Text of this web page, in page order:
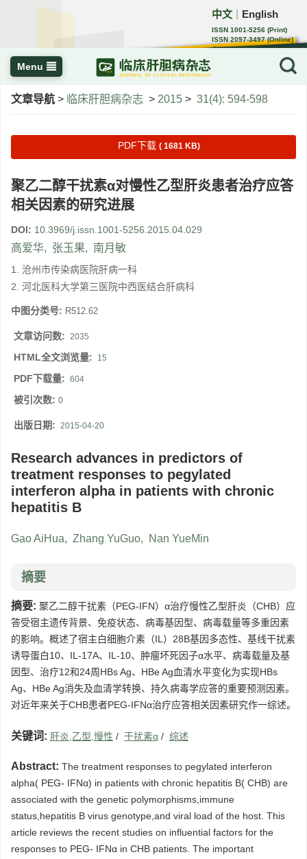
中文 English
ISSN 1001-5256 (Print)
ISSN 2097-3497 (Online)
CN 22-1108/R
Menu
文章导航 > 临床肝胆病杂志 > 2015 > 31(4): 594-598
PDF下载 ( 1681 KB)
聚乙二醇干扰素α对慢性乙型肝炎患者治疗应答
相关因素的研究进展
DOI: 10.3969/j.issn.1001-5256.2015.04.029
高爱华, 张玉果, 南月敏
1. 沧州市传染病医院肝病一科
2. 河北医科大学第三医院中西医结合肝病科
中图分类号: R512.62
文章访问数: 2035
HTML全文浏览量: 15
PDF下载量: 604
被引次数: 0
出版日期: 2015-04-20
Research advances in predictors of
treatment responses to pegylated
interferon alpha in patients with chronic
hepatitis B
Gao AiHua, Zhang YuGuo, Nan YueMin
摘要
摘要: 聚乙二醇干扰素（PEG-IFN）α治疗慢性乙型肝炎（CHB）应
答受宿主遗传背景、免疫状态、病毒基因型、病毒载量等多重因素
的影响。概述了宿主白细胞介素（IL）28B基因多态性、基线干扰素
诱导蛋白10、IL-17A、IL-10、肿瘤坏死因子α水平、病毒载量及基
因型、治疗12和24周HBs Ag、HBe Ag血清水平变化为实现HBs
Ag、HBe Ag消失及血清学转换、持久病毒学应答的重要预测因素。
对近年来关于CHB患者PEG-IFNα治疗应答相关因素研究作一综述。
关键词: 肝炎,乙型,慢性 / 干扰素α / 综述
Abstract: The treatment responses to pegylated interferon
alpha( PEG- IFNα) in patients with chronic hepatitis B( CHB) are
associated with the genetic polymorphisms,immune
status,hepatitis B virus genotype,and viral load of the host. This
article reviews the recent studies on influential factors for the
responses to PEG- IFNα in CHB patients. The important